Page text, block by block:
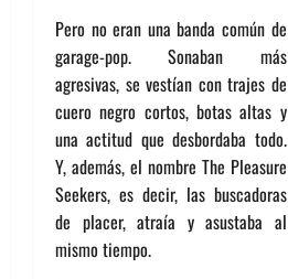
Pero no eran una banda común de
garage-pop. Sonaban más
agresivas, se vestían con trajes de
cuero negro cortos, botas altas y
una actitud que desbordaba todo.
Y, además, el nombre The Pleasure
Seekers, es decir, las buscadoras
de placer, atraía y asustaba al
mismo tiempo.